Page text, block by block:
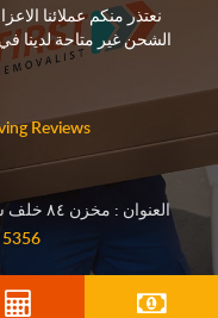
نعتذر منكم عملائنا
الشحن غير متاحة لدينا
Reviews
العنوان : مخزن ٨٤ خلف سكيبتون وال بايبر م٤٤ المصفح - ابوظبي